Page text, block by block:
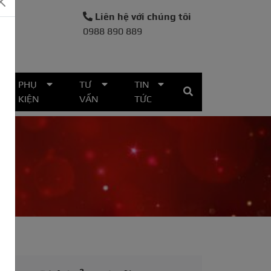
Liên hệ với chúng tôi
0988 890 889
PHỤ
KIỆN
TƯ
VẤN
TIN
TỨC